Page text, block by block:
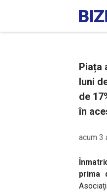
Piața
luni
de
în
acum 3
prima